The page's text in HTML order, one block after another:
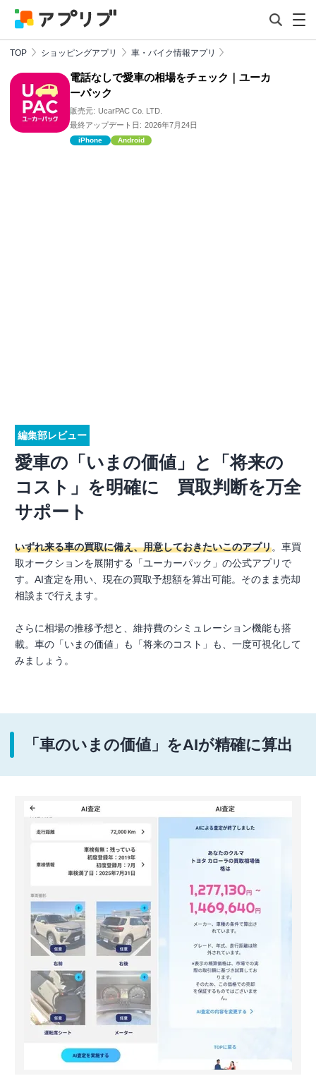
TOP ショッピングアプリ 車・バイク情報アプリ
電話なしで愛車の相場をチェック｜ユーカ
ーパック
販売元: UcarPAC Co. LTD.
最終アップデート日: 2026年7月24日
iPhone Android
編集部レビュー
愛車の「いまの価値」と「将来の
コスト」を明確に 買取判断を万全
サポート
いずれ来る車の買取に備え、用意しておきたいこのアプリ。車買
取オークションを展開する「ユーカーパック」の公式アプリで
す。AI査定を用い、現在の買取予想額を算出可能。そのまま売却
相談まで行えます。
さらに相場の推移予想と、維持費のシミュレーション機能も搭
載。車の「いまの価値」も「将来のコスト」も、一度可視化して
みましょう。
「車のいまの価値」をAIが精確に算出